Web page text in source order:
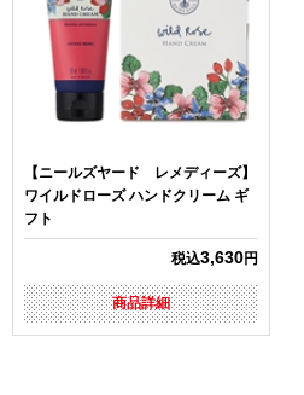
【ニールズヤード レメディーズ】
ワイルドローズ ハンドクリーム ギ
フト
税込3,630円
商品詳細